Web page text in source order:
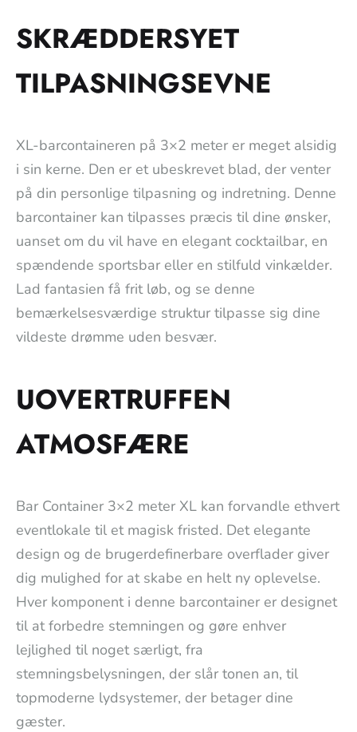
SKRÆDDERSYET
TILPASNINGSEVNE
XL-barcontaineren på 3×2 meter er meget alsidig
i sin kerne. Den er et ubeskrevet blad, der venter
på din personlige tilpasning og indretning. Denne
barcontainer kan tilpasses præcis til dine ønsker,
uanset om du vil have en elegant cocktailbar, en
spændende sportsbar eller en stilfuld vinkælder.
Lad fantasien få frit løb, og se denne
bemærkelsesværdige struktur tilpasse sig dine
vildeste drømme uden besvær.
UOVERTRUFFEN
ATMOSFÆRE
Bar Container 3×2 meter XL kan forvandle ethvert
eventlokale til et magisk fristed. Det elegante
design og de brugerdefinerbare overflader giver
dig mulighed for at skabe en helt ny oplevelse.
Hver komponent i denne barcontainer er designet
til at forbedre stemningen og gøre enhver
lejlighed til noget særligt, fra
stemningsbelysningen, der slår tonen an, til
topmoderne lydsystemer, der betager dine
gæster.